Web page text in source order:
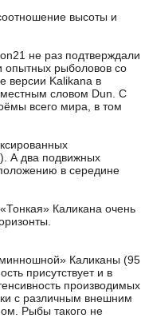
высоты и
не раз подтверждали
опытных рыболовов со
версии Kalikana в
местным словом Dun. С
всего мира, в том
А два подвижных
в середине
Каликана очень
Каликаны (95
присутствует и в
производимых
с различным внешним
Рыбы такого не